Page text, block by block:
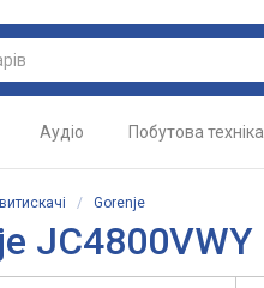
Аудіо Побутова техніка
/ Gorenje
JC4800VWY